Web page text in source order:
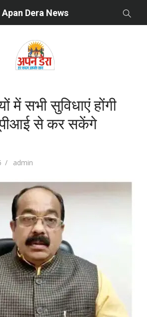
Apan Dera News
में सभी सुविधाएं होंगी
से कर सकेंगे
Author
admin